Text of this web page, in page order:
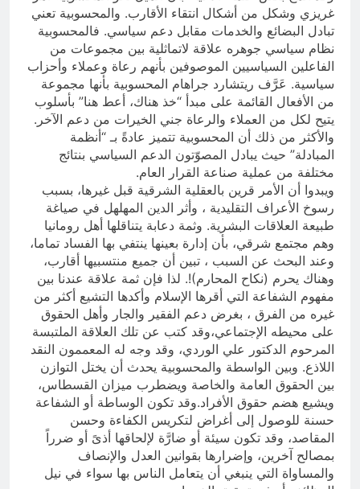
غريزي وشكل من أشكال انتقاء الأقارب. والمحسوبية تعني
تبادل البضائع والخدمات مقابل دعم سياسي. فالمحسوبية
نظام سياسي جوهره علاقة لاتماثلية بين مجموعات من
الفاعلين السياسيين الموصوفين بأنهم رعاة وعملاء وأحزاب
سياسية. عَرَّف ريتشارد جراهام المحسوبية بأنها مجموعة
من الأفعال القائمة على مبدأ “خذ هناك، أعط هنا” بأسلوب
يتيح لكل من العملاء والرعاة جني الخيرات من دعم الآخر.
والأكثر من ذلك أن المحسوبية تتميز عادةً بـ “أنظمة
المبادلة” حيث يبادل المصوّتون الدعم السياسي بنتائج
مختلفة من عملية صناعة القرار العام.
ويبدوا أن الأمر قرين بالعقلية الشرقية قبل غيرها، بسبب
رسوخ الأعراف التقليدية ، وأثر الدين المهلهل في صياغة
طبيعة العلاقات البشرية. وثمة دعابة يتناقلها أهل رومانيا
وهم مجتمع شرقي، بأن إدارة بعينها ينتفي بها الفساد تماما،
وعند البحث عن السبب ، تبين أن جميع منتسبيها أقارب،
وهناك يحرم (نكاح المحارم)!. لذا فإن ثمة علاقة عندنا بين
مفهوم الشفاعة التي أقرها الإسلام وأكدها التشيع أكثر من
غيره من الفرق ، بغرض دعم الفقير والجار وأهل الحقوق
على محيطه الإجتماعي،وقد كتب عن تلك العلاقة الملتبسة
المرحوم الدكتور علي الوردي، وقد وجه له المعممون النقد
اللاذع. وبين الواسطة والمحسوبية يحدث أن يختل التوازن
بين الحقوق العامة والخاصة ويضطرب ميزان القسطاس،
ويشيع هضم حقوق الأفراد.وقد تكون الوساطة أو الشفاعة
حسنة للوصول إلى أغراض لتكريس الكفاءة وحسن
المقاصد، وقد تكون سيئة أو ضارَّة لإلحاقها أذىً أو ضرراً
بمصالح آخرين، وإضرارها بقوانين العدل والإنصاف
والمساواة التي ينبغي أن يتعامل الناس بها سواء في نيل